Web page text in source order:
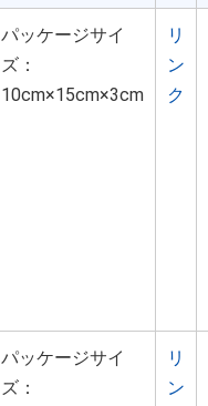
パッケージサイ
ズ：
10cm×15cm×3cm
リ
ン
ク
パッケージサイ
ズ：
リ
ン